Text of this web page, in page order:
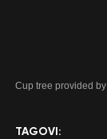
Cup tree provided by
TAGOVI: